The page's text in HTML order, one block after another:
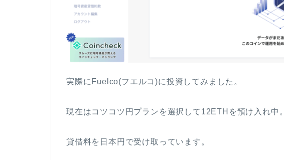
実際にFuelco(フエルコ)に投資してみました。
現在はコツコツ円プランを選択して12ETHを預け入れ中。
貸借料を日本円で受け取っています。